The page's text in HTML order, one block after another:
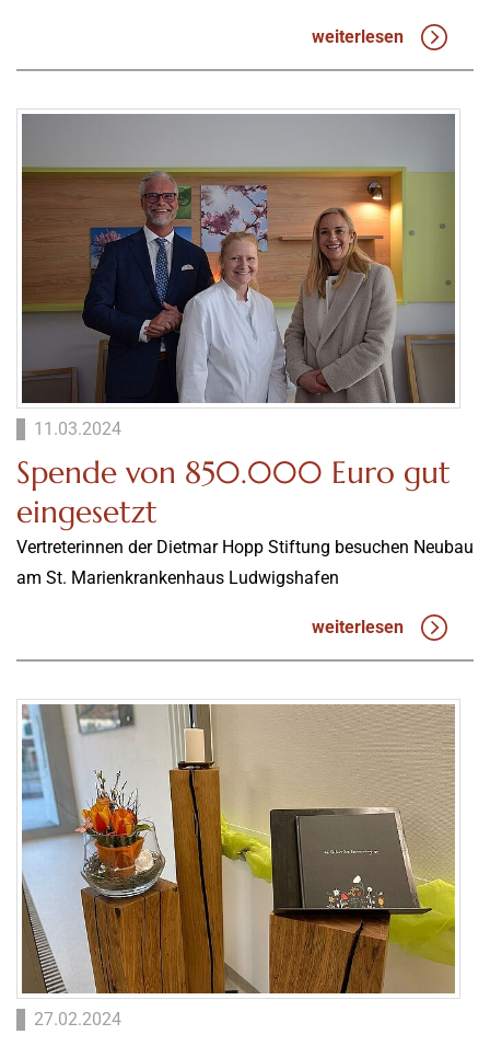
weiterlesen
11.03.2024
Spende von 850.000 Euro gut
eingesetzt
Vertreterinnen der Dietmar Hopp Stiftung besuchen Neubau
am St. Marienkrankenhaus Ludwigshafen
weiterlesen
27.02.2024